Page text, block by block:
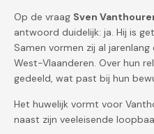
Op de vraag Sven
antwoord duidelijk: ja. Hij is
Samen vormen zij al
West-Vlaanderen. Over hun
gedeeld, wat past bij hun
Het huwelijk vormt voor
naast zijn veeleisende